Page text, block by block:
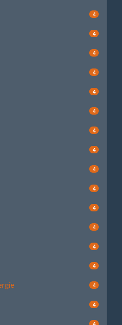
4
4
4
4
4
4
4
4
4
4
4
4
4
4
4
4
4